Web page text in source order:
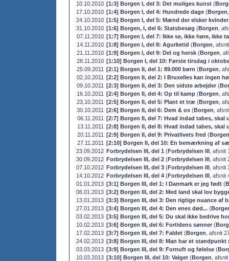
10.10.2010 [1:3] Borgen I, del 3: Det muliges kunst (
17.10.2010 [1:4] Borgen I, del 4: Hundrede dage (Borgen
24.10.2010 [1:5] Borgen I, del 5: Mænd der elsker kvinder
31.10.2010 [1:6] Borgen, I, del 6: Statsbesøg (Borgen ,
07.11.2010 [1:7] Borgen I, del 7: Ikke se, ikke høre, ikke
14.11.2010 [1:8] Borgen I, del 8: Agurketid (Borgen ,
21.11.2010 [1:9] Borgen I, del 9: Del og hersk (Borgen ,
28.11.2010 [1:10] Borgen I, del 10: Første tirsdag i
25.09.2011 [2:1] Borgen II, del 1: 89.000 børn (Borgen ,
02.10.2011 [2:2] Borgen II, del 2: I Bruxelles kan ingen
09.10.2011 [2:3] Borgen II, del 3: Den sidste arbejder (
16.10.2011 [2:4] Borgen II, del 4: Op til kamp (Borgen ,
23.10.2011 [2:5] Borgen II, del 5: Plant et træ (Borgen ,
30.10.2011 [2:6] Borgen II, del 6: Dem & os (Borgen ,
06.11.2011 [2:7] Borgen II, del 7: Hvad indad tabes, skal
13.11.2011 [2:8] Borgen II, del 8: Hvad indad tabes, skal
20.11.2011 [2:9] Borgen II, del 9: Privatlivets fred (Borgen
27.11.2011 [2:10] Borgen II, del 10: En bemærkning af
23.09.2012 Forbrydelsen III, del 1 (Forbrydelsen III ,
30.09.2012 Forbrydelsen III, del 2 (Forbrydelsen III ,
07.10.2012 Forbrydelsen III, del 3 (Forbrydelsen III ,
14.10.2012 Forbrydelsen III, del 4 (Forbrydelsen III ,
01.01.2013 [3:1] Borgen III, del 1: I Danmark er jeg født (
06.01.2013 [3:2] Borgen III, del 2: Med land skal lov
13.01.2013 [3:3] Borgen III, del 3: Den rigtige nuance af
27.01.2013 [3:4] Borgen III, del 4: Den enes død... (
03.02.2013 [3:5] Borgen III, del 5: Du skal ikke bedrive
10.02.2013 [3:6] Borgen III, del 6: Fortidens sønner (
17.02.2013 [3:7] Borgen III, del 7: Faldet (Borgen , afsnit
24.02.2013 [3:8] Borgen III, del 8: Man har et standpunkt
03.03.2013 [3:9] Borgen III, del 9: Fornuft og følelse (
10.03.2013 [3:10] Borgen III, del 10: Valget (Borgen ,